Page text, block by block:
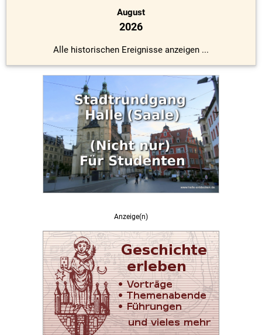
August
2026
Alle historischen Ereignisse anzeigen ...
Anzeige(n)